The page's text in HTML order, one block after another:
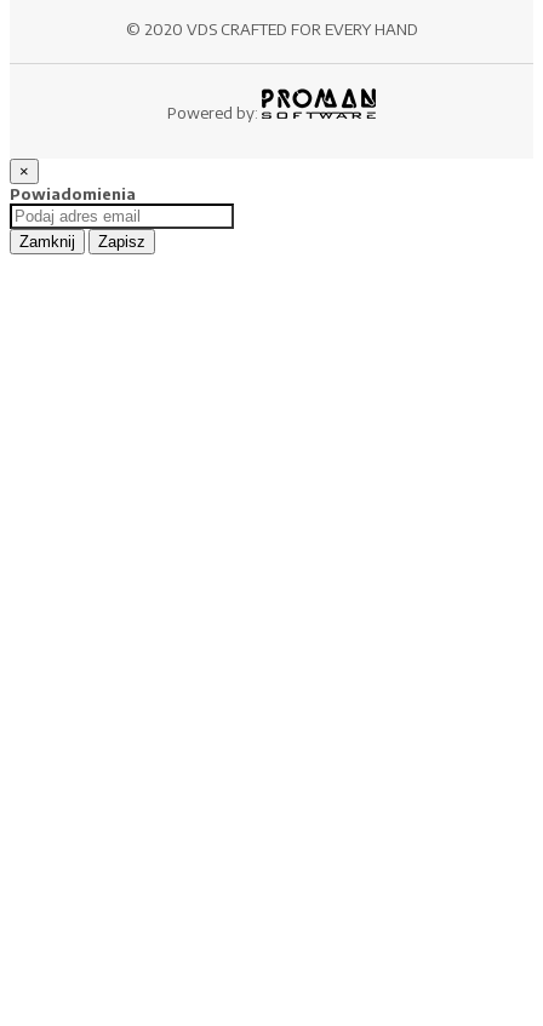
© 2020 VDS CRAFTED FOR EVERY HAND
Powered by:
×
Powiadomienia
Zamknij Zapisz